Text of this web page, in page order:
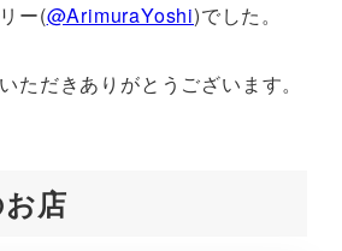
ー(@ArimuraYoshi)でした。
ただきありがとうございます。
店